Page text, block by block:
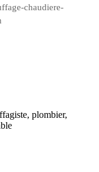
chaudiere-
plombier,